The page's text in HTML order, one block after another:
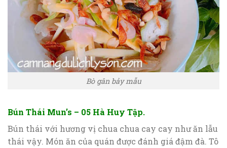
Bò gân bảy mẫu
Bún Thái Mun’s – 05 Hà Huy Tập.
Bún thái với hương vị chua chua cay cay như ăn lẫu
thái vậy. Món ăn của quán được đánh giá đậm đà. Tô